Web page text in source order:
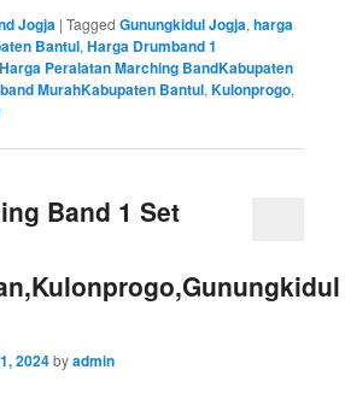
Jogja |Tagged Gunungkidul Jogja,harga
Bantul,Harga Drumband 1
Harga Peralatan Marching BandKabupaten
MurahKabupaten Bantul,Kulonprogo,
Band 1 Set
2024byadmin